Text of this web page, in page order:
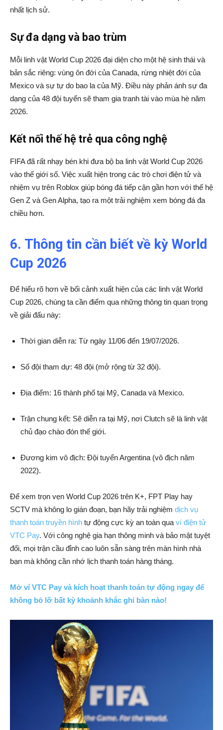
nhất lịch sử.
Sự đa dạng và bao trùm
Mỗi linh vật World Cup 2026 đại diện cho một hệ sinh thái và
bản sắc riêng: vùng ôn đới của Canada, rừng nhiệt đới của
Mexico và sự tự do bao la của Mỹ. Điều này phản ánh sự đa
dạng của 48 đội tuyển sẽ tham gia tranh tài vào mùa hè năm
2026.
Kết nối thế hệ trẻ qua công nghệ
FIFA đã rất nhạy bén khi đưa bộ ba linh vật World Cup 2026
vào thế giới số. Việc xuất hiện trong các trò chơi điện tử và
nhiệm vụ trên Roblox giúp bóng đá tiếp cận gần hơn với thế hệ
Gen Z và Gen Alpha, tạo ra một trải nghiệm xem bóng đá đa
chiều hơn.
6. Thông tin cần biết về kỳ World
Cup 2026
Để hiểu rõ hơn về bối cảnh xuất hiện của các linh vật World
Cup 2026, chúng ta cần điểm qua những thông tin quan trọng
về giải đấu này:
Thời gian diễn ra: Từ ngày 11/06 đến 19/07/2026.
Số đội tham dự: 48 đội (mở rộng từ 32 đội).
Địa điểm: 16 thành phố tại Mỹ, Canada và Mexico.
Trận chung kết: Sẽ diễn ra tại Mỹ, nơi Clutch sẽ là linh vật
chủ đạo chào đón thế giới.
Đương kim vô địch: Đội tuyển Argentina (vô địch năm
2022).
Để xem trọn vẹn World Cup 2026 trên K+, FPT Play hay
SCTV mà không lo gián đoạn, bạn hãy trải nghiệm dịch vụ
thanh toán truyền hình tự động cực kỳ an toàn qua ví điện tử
VTC Pay. Với công nghệ gia hạn thông minh và bảo mật tuyệt
đối, mọi trận cầu đỉnh cao luôn sẵn sàng trên màn hình nhà
bạn mà không cần nhớ lịch thanh toán hàng tháng.
Mở ví VTC Pay và kích hoạt thanh toán tự động ngay để
không bỏ lỡ bất kỳ khoảnh khắc ghi bàn nào!